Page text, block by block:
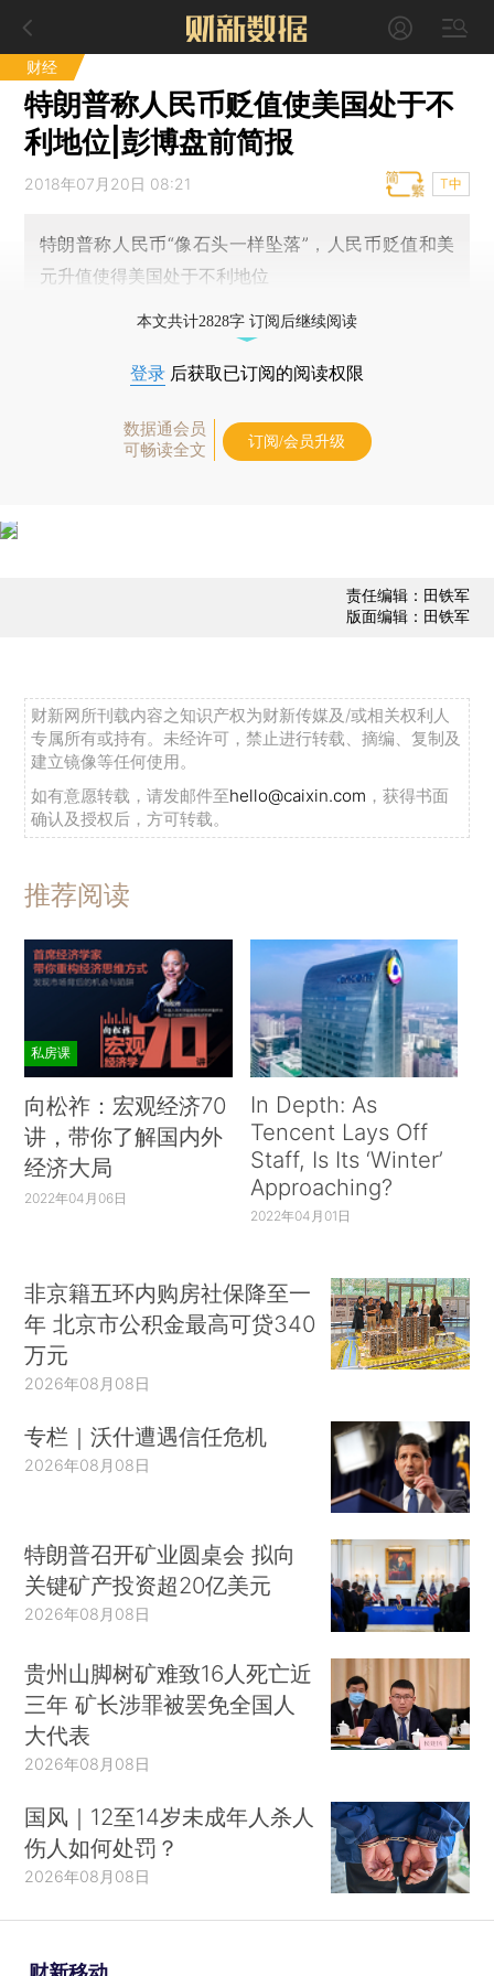
财经
特朗普称人民币贬值使美国处于不
利地位|彭博盘前简报
2018年07月20日 08:21 T中
特朗普称人民币“像石头一样坠落”，人民币贬值和美
元升值使得美国处于不利地位
本文共计2828字 订阅后继续阅读
登录 后获取已订阅的阅读权限
数据通会员
可畅读全文
订阅/会员升级
责任编辑：田铁军
版面编辑：田铁军
财新网所刊载内容之知识产权为财新传媒及/或相关权利人
专属所有或持有。未经许可，禁止进行转载、摘编、复制及
建立镜像等任何使用。
如有意愿转载，请发邮件至hello@caixin.com ，获得书面
确认及授权后，方可转载。
推荐阅读
私房课
向松祚：宏观经济70
讲，带你了解国内外
经济大局
2022年04月06日
In Depth: As
Tencent Lays Off
Staff, Is Its ‘Winter’
Approaching?
2022年04月01日
非京籍五环内购房社保降至一
年 北京市公积金最高可贷340
万元
2026年08月08日
专栏｜沃什遭遇信任危机
2026年08月08日
特朗普召开矿业圆桌会 拟向
关键矿产投资超20亿美元
2026年08月08日
贵州山脚树矿难致16人死亡近
三年 矿长涉罪被罢免全国人
大代表
2026年08月08日
国风｜12至14岁未成年人杀人
伤人如何处罚？
2026年08月08日